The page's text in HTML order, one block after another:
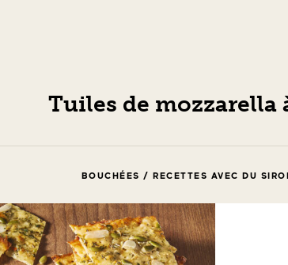
Tuiles de mozzarella
BOUCHÉES / RECETTES AVEC DU